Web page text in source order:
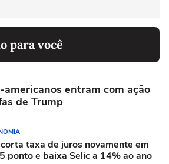
para você
entram com ação
de Trump
taxa de juros novamente em
ponto e baixa Selic a 14% ao ano